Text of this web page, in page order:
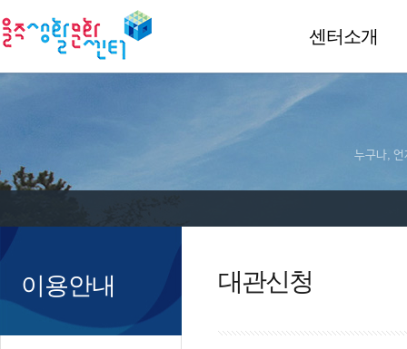
센터소개
누구나, 언
이용안내 대관신청